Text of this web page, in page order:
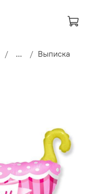
... Выписка